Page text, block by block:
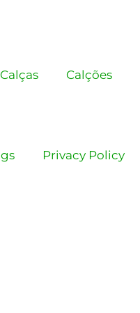
Calças Calções
Privacy Policy